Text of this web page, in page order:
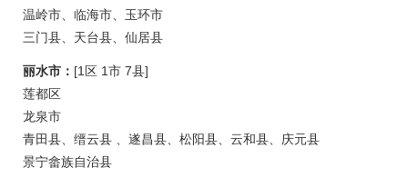
温岭市、临海市、玉环市
三门县、天台县、仙居县
丽水市： [1区 1市 7县]
莲都区
龙泉市
青田县、缙云县 、遂昌县、松阳县、云和县、庆元县
景宁畲族自治县